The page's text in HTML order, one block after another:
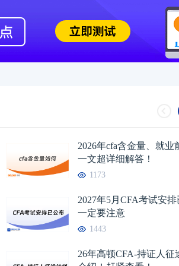
2026年cfa含金量、就业
一文超详细解答！
1173
2027年5月CFA考试安
一定要注意
1443
26年高顿CFA-持证人征